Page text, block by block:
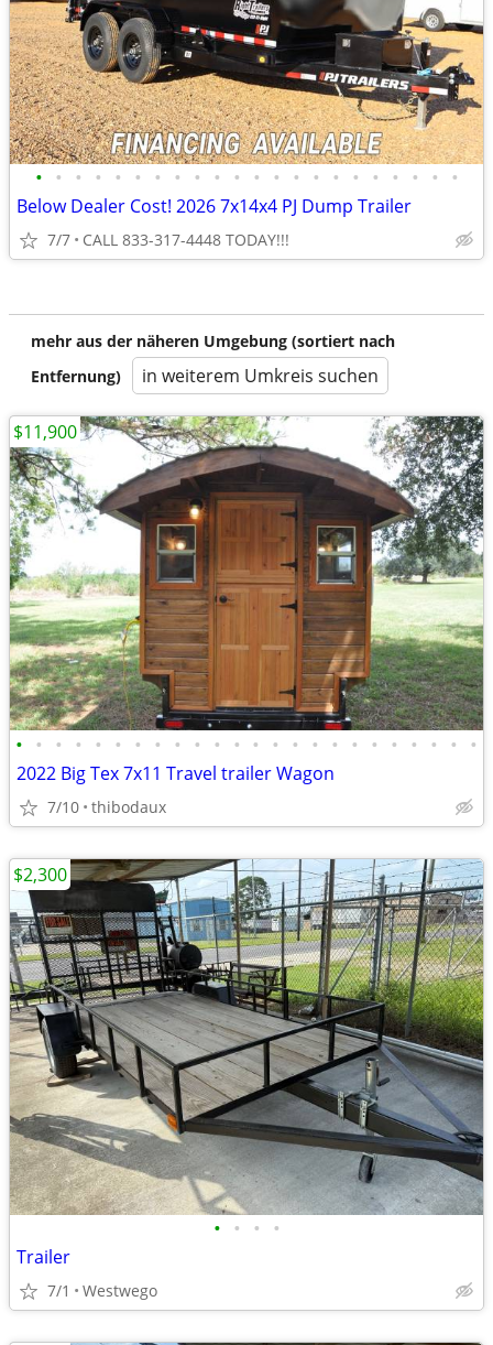
• • • • • • • • • • • • • • • • • • • • • •
Below Dealer Cost! 2026 7x14x4 PJ Dump Trailer
7/7 CALL 833-317-4448 TODAY!!!
mehr aus der näheren Umgebung (sortiert nach
Entfernung)
in weiterem Umkreis suchen
• • • • • • • • • • • • • • • • • • • • • • • •
2022 Big Tex 7x11 Travel trailer Wagon
7/10 thibodaux
$11,900
• • • •
Trailer
7/1 Westwego
$2,300